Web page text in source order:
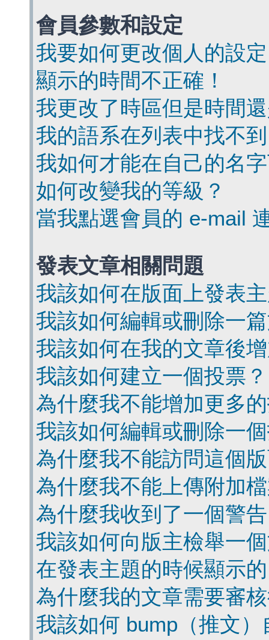
會員參數和設定
我要如何更改個人的設
顯示的時間不正確！
我更改了時區但是時間
我的語系在列表中找不
我如何才能在自己的名
如何改變我的等級？
當我點選會員的 e-mail
發表文章相關問題
我該如何在版面上發表
我該如何編輯或刪除一
我該如何在我的文章後
我該如何建立一個投票？
為什麼我不能增加更多
我該如何編輯或刪除一
為什麼我不能訪問這個
為什麼我不能上傳附加
為什麼我收到了一個警
我該如何向版主檢舉一
在發表主題的時候顯示
為什麼我的文章需要審
我該如何 bump（推文